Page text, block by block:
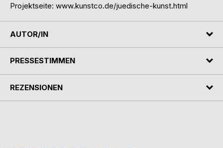
Projektseite: www.kunstco.de/juedische-kunst.html
AUTOR/IN
PRESSESTIMMEN
REZENSIONEN